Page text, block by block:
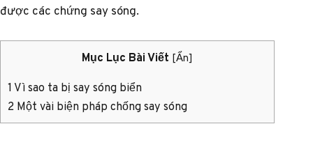
được các chứng say sóng.
Mục Lục Bài Viết [Ẩn]
1 Vì sao ta bị say sóng biển
2 Một vài biện pháp chống say sóng